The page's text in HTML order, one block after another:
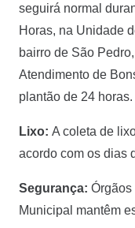
seguirá normal
Horas, na Unidade
bairro de São
Atendimento de
plantão de 24 horas.
Lixo: A coleta de
acordo com os dias
Segurança: Órgãos
Municipal mantêm